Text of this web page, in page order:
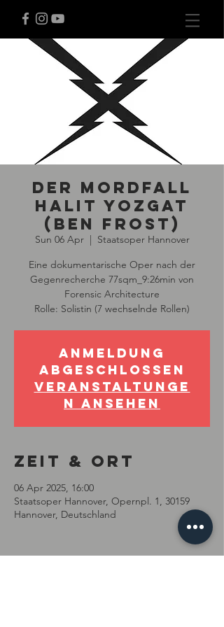
Der Mordfall
Halit Yozgat
(Ben Frost)
Sun 06 Apr
  |
Staatsoper Hannover
Eine dokumentarische Oper nach der
Gegenrecherche 77sqm_9:26min von
Forensic Architecture
Rolle: Solistin (7 wechselnde Rollen)
Anmeldung
abgeschlossen
Veranstaltunge
n ansehen
Zeit & Ort
06 Apr 2025, 16:00
Staatsoper Hannover, Opernpl. 1, 30159
Hannover, Deutschland